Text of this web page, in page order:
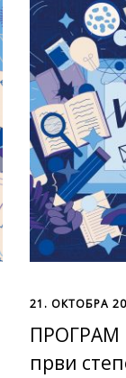
21. ОКТОБРА
ПРОГРАМ
први